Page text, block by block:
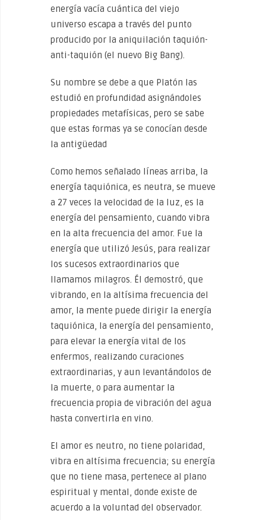
energía vacía cuántica del viejo
universo escapa a través del punto
producido por la aniquilación taquión-
anti-taquión (el nuevo Big Bang).
Su nombre se debe a que Platón las
estudió en profundidad asignándoles
propiedades metafísicas, pero se sabe
que estas formas ya se conocían desde
la antigüedad
Como hemos señalado líneas arriba, la
energía taquiónica, es neutra, se mueve
a 27 veces la velocidad de la luz, es la
energía del pensamiento, cuando vibra
en la alta frecuencia del amor. Fue la
energía que utilizó Jesús, para realizar
los sucesos extraordinarios que
llamamos milagros. Él demostró, que
vibrando, en la altísima frecuencia del
amor, la mente puede dirigir la energía
taquiónica, la energía del pensamiento,
para elevar la energía vital de los
enfermos, realizando curaciones
extraordinarias, y aun levantándolos de
la muerte, o para aumentar la
frecuencia propia de vibración del agua
hasta convertirla en vino.
El amor es neutro, no tiene polaridad,
vibra en altísima frecuencia; su energía
que no tiene masa, pertenece al plano
espiritual y mental, donde existe de
acuerdo a la voluntad del observador.